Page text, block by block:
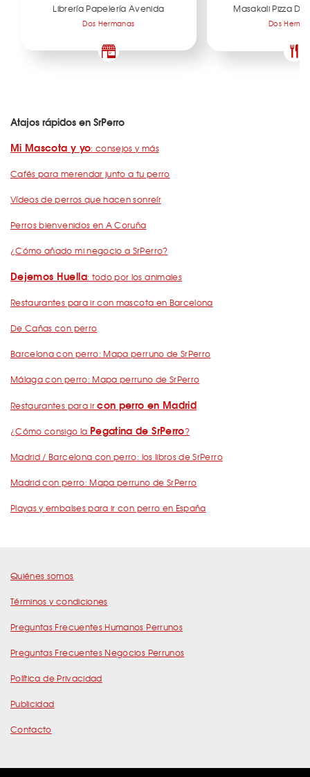
Librería Papelería Avenida
Dos Hermanas
Masakali Pizza
Dos
Atajos rápidos en SrPerro
Mi Mascota y yo: consejos y más
Cafés para merendar junto a tu perro
Vídeos de perros que hacen sonreír
Perros bienvenidos en A Coruña
¿Cómo añado mi negocio a SrPerro?
Dejemos Huella: todo por los animales
Restaurantes para ir con mascota en Barcelona
De Cañas con perro
Barcelona con perro: Mapa perruno de SrPerro
Málaga con perro: Mapa perruno de SrPerro
Restaurantes para ircon perro en Madrid
¿Cómo consigo la Pegatina de SrPerro?
Madrid / Barcelona con perro: los libros de SrPerro
Madrid con perro: Mapa perruno de SrPerro
Playas y embalses para ir con perro en España
Quiénes somos
Términos y condiciones
Preguntas Frecuentes Humanos Perrunos
Preguntas Frecuentes Negocios Perrunos
Política de Privacidad
Publicidad
Contacto